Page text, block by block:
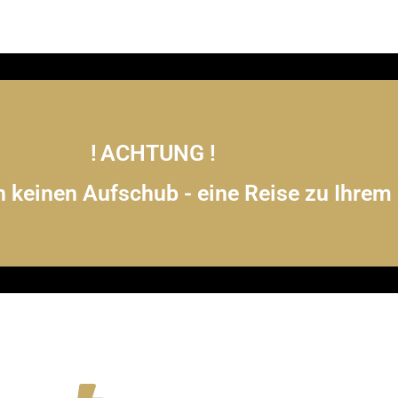
!ACHTUNG !
keinen Aufschub - eine Reise zu